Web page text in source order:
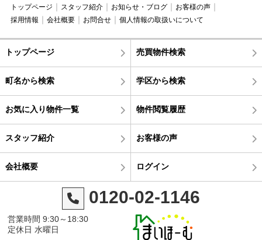
トップページ スタッフ紹介 お知らせ・ブログ
お客様の声
採用情報
会社概要 お問合せ 個人情報の取扱いについて
トップページ 売買物件検索
町名から検索 学区から検索
お気に入り物件一覧 物件閲覧履歴
スタッフ紹介 お客様の声
会社概要 ログイン
0120-02-1146
営業時間 9:30～18:30
定休日 水曜日